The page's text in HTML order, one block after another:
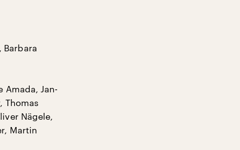
Barbara
Amada, Jan-
Thomas
Nägele,
Martin